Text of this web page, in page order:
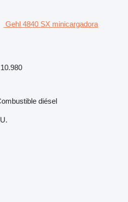
Gehl 4840 SX minicargadora
diésel